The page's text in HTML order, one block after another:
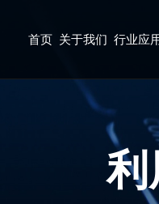
首页 关于我们 行业应
利